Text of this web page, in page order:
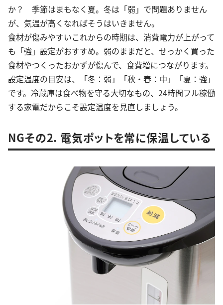
か？ 季節はまもなく夏。冬は「弱」で問題ありません
が、気温が高くなればそうはいきません。
食材が傷みやすいこれからの時期は、消費電力が上がって
も「強」設定がおすすめ。弱のままだと、せっかく買った
食材やつくったおかずが傷んで、食費増につながります。
設定温度の目安は、「冬：弱」「秋・春：中」「夏：強」
です。冷蔵庫は食べ物を守る大切なもの、24時間フル稼働
する家電だからこそ設定温度を見直しましょう。
NGその2. 電気ポットを常に保温している